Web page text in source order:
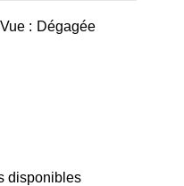
Vue Dégagée
disponibles